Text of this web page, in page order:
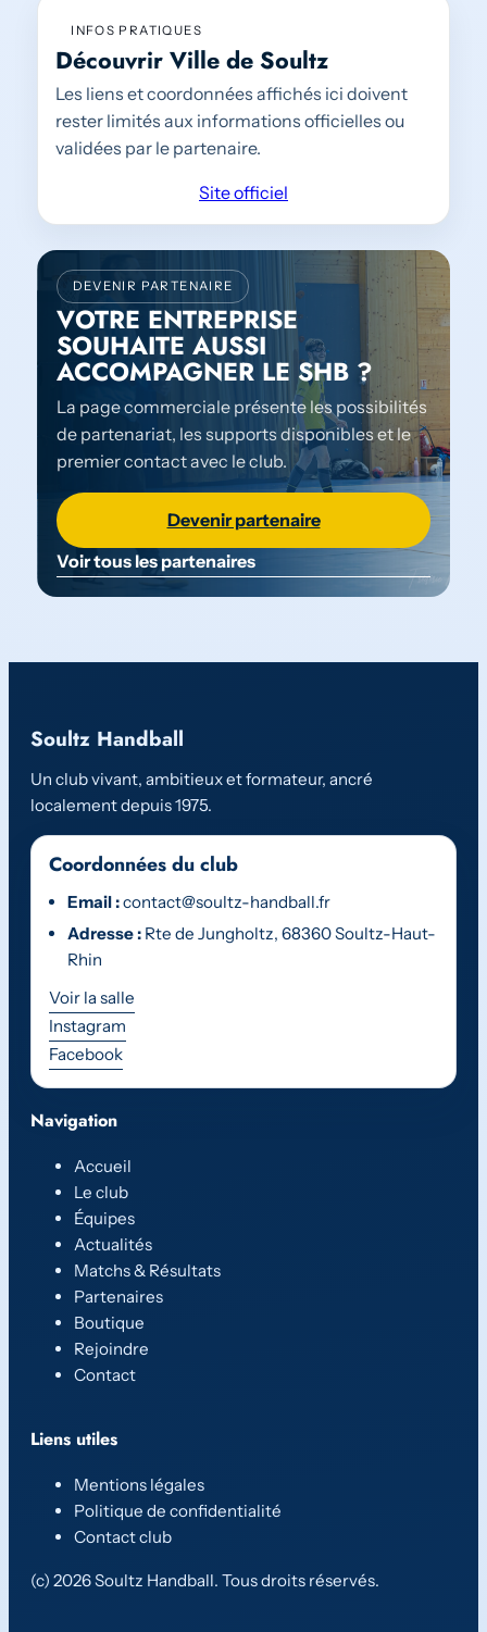
INFOS PRATIQUES
Découvrir Ville de Soultz
Les liens et coordonnées affichés ici doivent
rester limités aux informations officielles ou
validées par le partenaire.
Site officiel
DEVENIR PARTENAIRE
VOTRE ENTREPRISE
SOUHAITE AUSSI
ACCOMPAGNER LE SHB ?
La page commerciale présente les possibilités
de partenariat, les supports disponibles et le
premier contact avec le club.
Devenir partenaire
Voir tous les partenaires
Soultz Handball
Un club vivant, ambitieux et formateur, ancré
localement depuis 1975.
Coordonnées du club
Email :contact@soultz-handball.fr
Adresse :Rte de Jungholtz, 68360 Soultz-Haut-
Rhin
Voir la salle
Instagram
Facebook
Navigation
Accueil
Le club
Équipes
Actualités
Matchs & Résultats
Partenaires
Boutique
Rejoindre
Contact
Liens utiles
Mentions légales
Politique de confidentialité
Contact club
(c) 2026 Soultz Handball. Tous droits réservés.